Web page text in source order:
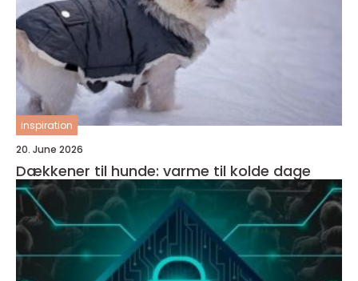
inspiration
20. June 2026
Dækkener til hunde: varme til kolde dage